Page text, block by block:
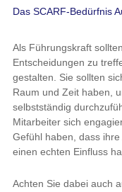
Das SCARF-Bedürfnis
Als Führungskraft
Entscheidungen zu
gestalten. Sie sollten
Raum und Zeit haben,
selbstständig
Mitarbeiter sich
Gefühl haben, dass
einen echten Einfluss
Achten Sie dabei auch